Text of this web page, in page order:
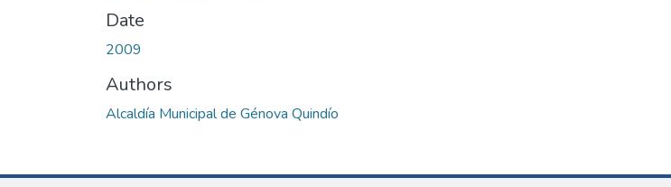
Date
2009
Authors
Alcaldía Municipal de Génova Quindío